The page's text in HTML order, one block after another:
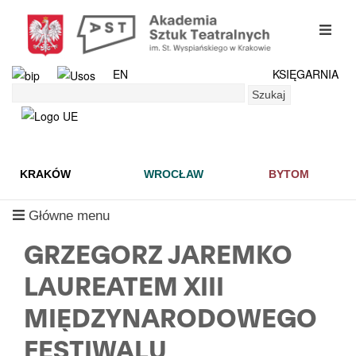
EN
KSIĘGARNIA
Szukaj
KRAKÓW WROCŁAW BYTOM
mobilne
menu
Główne menu
GRZEGORZ JAREMKO
LAUREATEM XIII
MIĘDZYNARODOWEGO